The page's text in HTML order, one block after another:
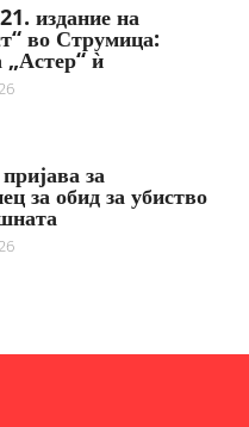
издание на
во Струмица:
„Астер“ ѝ
за
за обид за убиство